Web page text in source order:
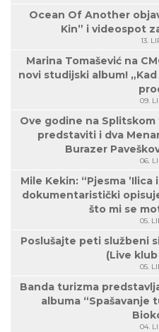
Ocean Of Another
Kin” i videospot
13.
Marina Tomašević na
novi studijski album!
09.
Ove godine na
predstaviti i dva
Burazer
06.
Mile Kekin: “Pjesma
dokumentaristički
što mi se
05.
Poslušajte peti službeni
(Live
05.
Banda turizma
albuma “Spašavanje
04.